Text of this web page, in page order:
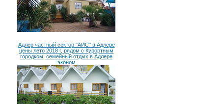
Адлер частный сектор "АИС" в Адлере
цены лето 2018 г, рядом с Курортным
городком, семейный отдых в Адлере
эконом